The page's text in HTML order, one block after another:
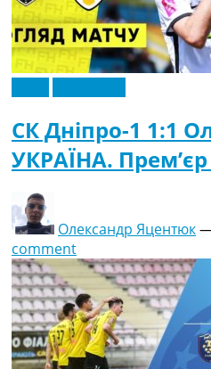
СК Дніпро-1 1:1
УКРАЇНА. Прем’єр
Олександр Яцентюк
comment